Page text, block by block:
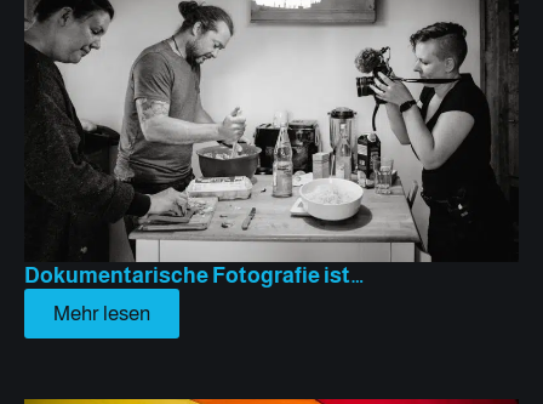
Dokumentarische Fotografie ist…
Mehr lesen